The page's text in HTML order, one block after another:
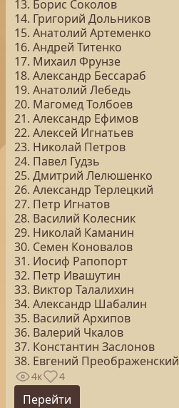
13. Борис Соколов
14. Григорий Дольников
15. Анатолий Артеменко
16. Андрей Титенко
17. Михаил Фрунзе
18. Александр Бессараб
19. Анатолий Лебедь
20. Магомед Толбоев
21. Александр Ефимов
22. Алексей Игнатьев
23. Николай Петров
24. Павел Гудзь
25. Дмитрий Лелюшенко
26. Александр Терлецкий
27. Петр Игнатов
28. Василий Колесник
29. Николай Каманин
30. Семен Коновалов
31. Иосиф Рапопорт
32. Петр Ивашутин
33. Виктор Талалихин
34. Александр Шабалин
35. Василий Архипов
36. Валерий Чкалов
37. Константин Заслонов
38. Евгений Преображенский
4к 4
Перейти